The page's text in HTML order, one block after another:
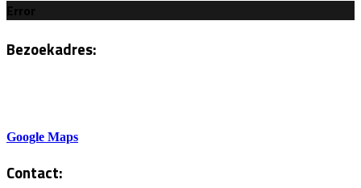
Error
Bezoekadres:
Google Maps
Contact: